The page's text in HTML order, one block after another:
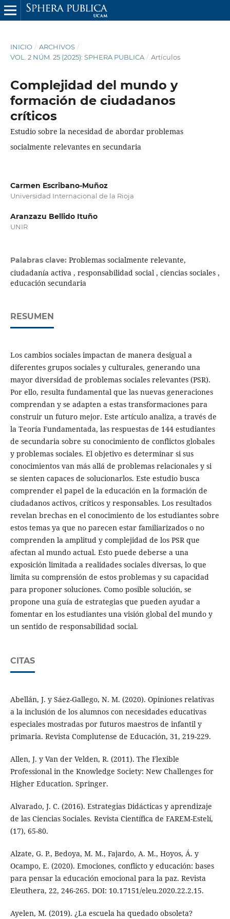
INICIO / ARCHIVOS /
VOL. 2 NÚM. 25 (2025): SPHERA PUBLICA / Artículos
Complejidad del mundo y
formación de ciudadanos
críticos
Estudio sobre la necesidad de abordar problemas
socialmente relevantes en secundaria
Carmen Escribano-Muñoz
Universidad Internacional de la Rioja
Aranzazu Bellido Ituño
UNIR
Palabras clave: Problemas socialmente relevante,
ciudadanía activa , responsabilidad social , ciencias sociales ,
educación secundaria
RESUMEN
Los cambios sociales impactan de manera desigual a
diferentes grupos sociales y culturales, generando una
mayor diversidad de problemas sociales relevantes (PSR).
Por ello, resulta fundamental que las nuevas generaciones
comprendan y se adapten a estas transformaciones para
construir un futuro mejor. Este artículo analiza, a través de
la Teoría Fundamentada, las respuestas de 144 estudiantes
de secundaria sobre su conocimiento de conflictos globales
y problemas sociales. El objetivo es determinar si sus
conocimientos van más allá de problemas relacionales y si
se sienten capaces de solucionarlos. Este estudio busca
comprender el papel de la educación en la formación de
ciudadanos activos, críticos y responsables. Los resultados
revelan brechas en el conocimiento de los estudiantes sobre
estos temas ya que no parecen estar familiarizados o no
comprenden la amplitud y complejidad de los PSR que
afectan al mundo actual. Esto puede deberse a una
exposición limitada a realidades sociales diversas, lo que
limita su comprensión de estos problemas y su capacidad
para proponer soluciones. Como posible solución, se
propone una guía de estrategias que pueden ayudar a
fomentar en los estudiantes una visión global del mundo y
un sentido de responsabilidad social.
CITAS
Abellán, J. y Sáez-Gallego, N. M. (2020). Opiniones relativas
a la inclusión de los alumnos con necesidades educativas
especiales mostradas por futuros maestros de infantil y
primaria. Revista Complutense de Educación, 31, 219-229.
Allen, J. y Van der Velden, R. (2011). The Flexible
Professional in the Knowledge Society: New Challenges for
Higher Education. Springer.
Alvarado, J. C. (2016). Estrategias Didácticas y aprendizaje
de las Ciencias Sociales. Revista Científica de FAREM-Estelí,
(17), 65-80.
Alzate, G. P., Bedoya, M. M., Fajardo, A. M., Hoyos, Á. y
Ocampo, E. (2020). Emociones, conflicto y educación: bases
para pensar la educación emocional para la paz. Revista
Eleuthera, 22, 246-265. DOI: 10.17151/eleu.2020.22.2.15.
Ayelen, M. (2019). ¿La escuela ha quedado obsoleta?